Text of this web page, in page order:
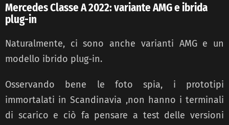
Mercedes Classe A 2022: variante AMG e ibrida
plug-in
Naturalmente, ci sono anche varianti AMG e un
modello ibrido plug-in.
Osservando bene le foto spia, i prototipi
immortalati in Scandinavia ,non hanno i terminali
di scarico e ciò fa pensare a test delle versioni